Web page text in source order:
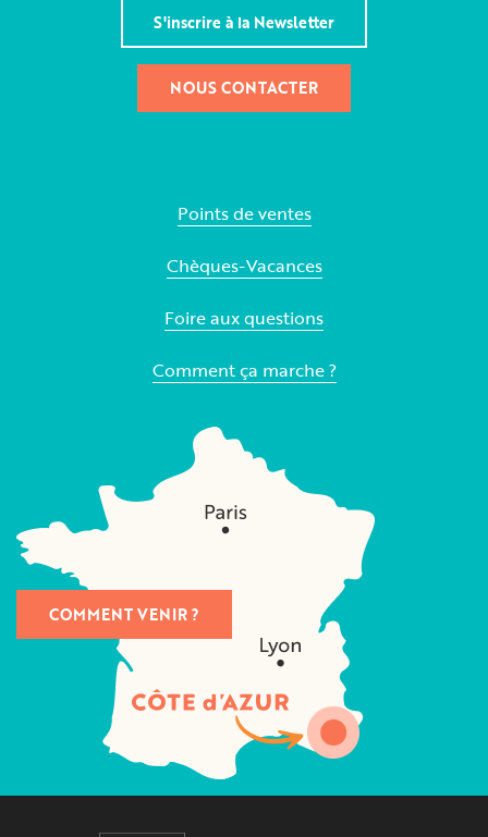
S'inscrire à la Newsletter
NOUS CONTACTER
Points de ventes
Chèques-Vacances
Foire aux questions
Comment ça marche ?
COMMENT VENIR ?